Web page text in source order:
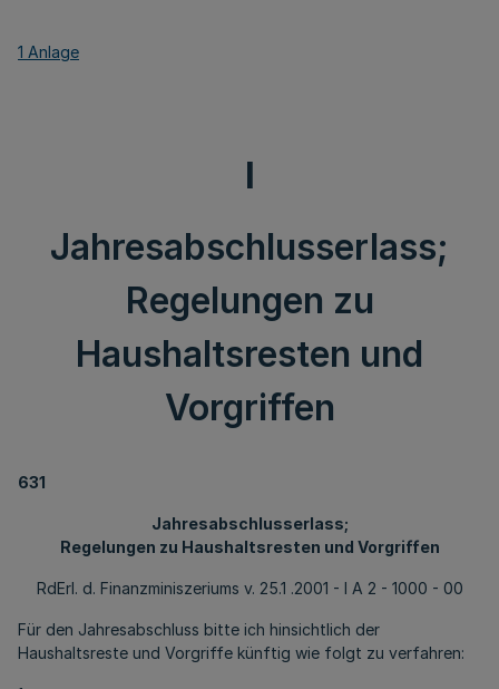
1 Anlage
I
Jahresabschlusserlass;
Regelungen zu
Haushaltsresten und
Vorgriffen
631
Jahresabschlusserlass;
Regelungen zu Haushaltsresten und Vorgriffen
RdErl. d. Finanzminiszeriums v. 25.1 .2001 - I A 2 - 1000 - 00
Für den Jahresabschluss bitte ich hinsichtlich der
Haushaltsreste und Vorgriffe künftig wie folgt zu verfahren: